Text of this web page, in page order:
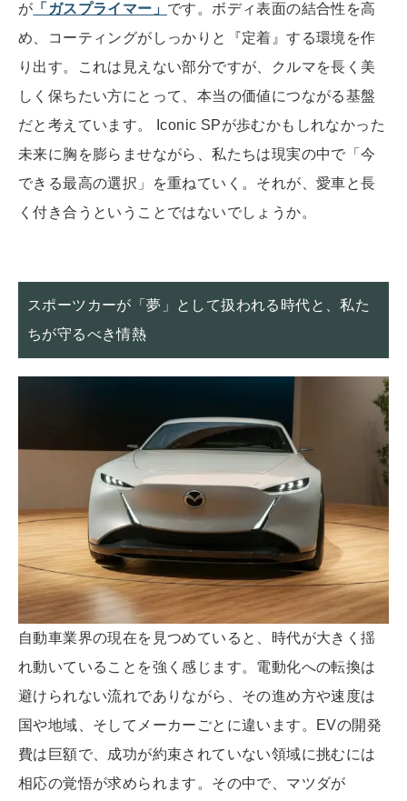
が 「ガスプライマー」 です。ボディ表面の結合性を高
め、コーティングがしっかりと『定着』する環境を作
り出す。これは見えない部分ですが、クルマを長く美
しく保ちたい方にとって、本当の価値につながる基盤
だと考えています。 Iconic SPが歩むかもしれなかった
未来に胸を膨らませながら、私たちは現実の中で「今
できる最高の選択」を重ねていく。それが、愛車と長
く付き合うということではないでしょうか。
スポーツカーが「夢」として扱われる時代と、私た
ちが守るべき情熱
自動車業界の現在を見つめていると、時代が大きく揺
れ動いていることを強く感じます。電動化への転換は
避けられない流れでありながら、その進め方や速度は
国や地域、そしてメーカーごとに違います。EVの開発
費は巨額で、成功が約束されていない領域に挑むには
相応の覚悟が求められます。その中で、マツダが